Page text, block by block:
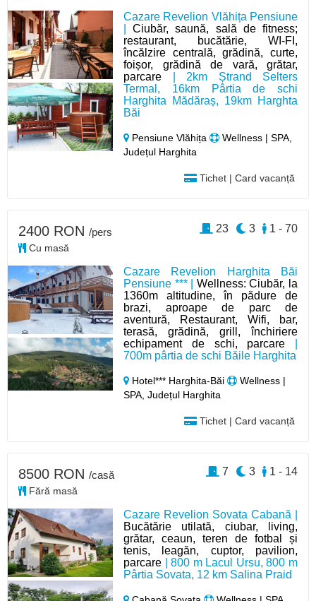
Cazare Revelion Vlăhița Pensiune
|Ciubăr, saună, sală de fitness;
restaurant, bucătărie, WI-FI,
încălzire centrală, grădină, curte,
foișor, grădină de vară, grătar,
parcare | 2km Ștrand Selters
Termal, 16km Pârtia de schi
Harghita Mădăraș, 19km Harghta
Băi
Pensiune Vlăhița
Wellness | SPA,
Județul Harghita
Tichet | Card vacanță
Cazare Revelion Harghita Băi
Pensiune *** | Wellness: Ciubăr, la
1360m altitudine, în pădure de
brazi, aproape de parc de
aventură, Restaurant, Wifi, bar,
terasă, grădină, grill, închiriere
echipament de schi, parcare
700m pârtia de schi Băile Harghita
Hotel*** Harghita-Băi
Wellness |
SPA, Județul Harghita
Tichet | Card vacanță
2400 RON /pers
Cu masă
1 - 70
3
23
Cazare Revelion Sovata Cabană |
Bucătărie utilată, ciubar, living,
grătar, ceaun, teren de fotbal și
tenis, leagăn, cuptor, pavilion,
parcare | 800 m Lacul Ursu, 800 m
Pârtia Sovata, 12 km Salina Praid
8500 RON /casă
Fără masă
1 - 14
3
7